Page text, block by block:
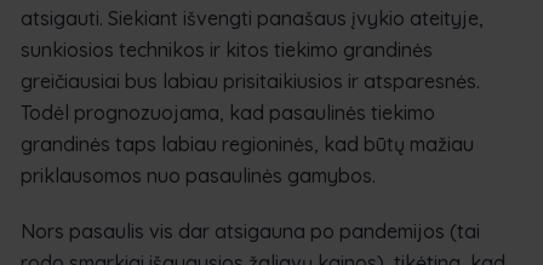
atsigauti. Siekiant išvengti panašaus įvykio ateityje,
sunkiosios technikos ir kitos tiekimo grandinės
greičiausiai bus labiau prisitaikiusios ir atsparesnės.
Todėl prognozuojama, kad pasaulinės tiekimo
grandinės taps labiau regioninės, kad būtų mažiau
priklausomos nuo pasaulinės gamybos.
Nors pasaulis vis dar atsigauna po pandemijos (tai